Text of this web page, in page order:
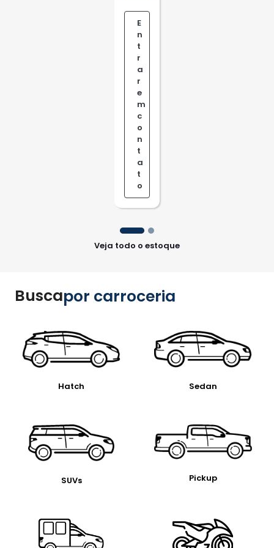
E
n
t
r
a
r
e
m
c
o
n
t
a
t
o
Veja todo o estoque
Buscapor carroceria
Hatch Sedan
SUVs Pickup